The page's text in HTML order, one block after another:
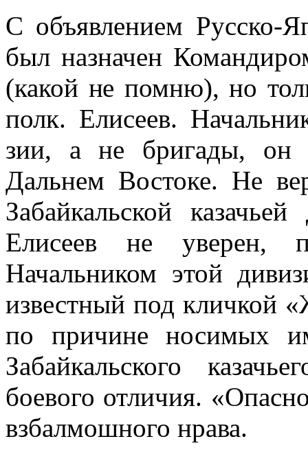
С объявлением Русско-
был назначен
(какой не помню), но
полк. Ели­сеев.
зии, а не бригады, он
Дальнем Востоке. Не
Забайкальской
Елисеев не уверен,
Начальником этой
известный под кличкой
по причине носимых
Забайкальского
боевого отличия.
взбалмошного нрава.